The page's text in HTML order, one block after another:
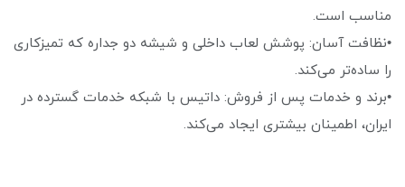
مناسب است.
•نظافت آسان: پوشش لعاب داخلی و شیشه دو جداره که تمیزکاری
را ساده‌تر می‌کند.
•برند و خدمات پس از فروش: داتیس با شبکه خدمات گسترده در
ایران، اطمینان بیشتری ایجاد می‌کند.